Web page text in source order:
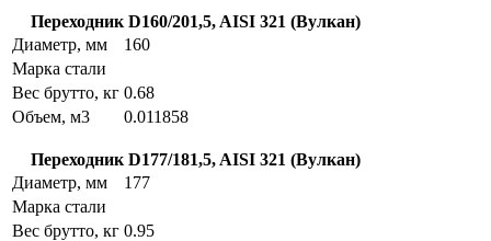
Переходник D160/201,5, AISI 321 (Вулкан)
Диаметр, мм
160
Марка стали
Вес брутто, кг 0.68
Объем, м3
0.011858
Переходник D177/181,5, AISI 321 (Вулкан)
Диаметр, мм
177
Марка стали
Вес брутто, кг 0.95